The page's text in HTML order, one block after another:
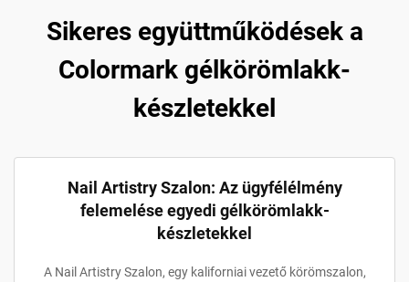
Sikeres együttműködések a
Colormark gélkörömlakk-
készletekkel
Nail Artistry Szalon: Az ügyfélélmény
felemelése egyedi gélkörömlakk-
készletekkel
A Nail Artistry Szalon, egy kaliforniai vezető körömszalon,